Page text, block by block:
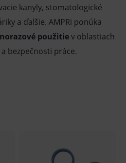
kanyly, stomatologické
a ďalšie. AMPRi ponúka
použitiev oblastiach
bezpečnosti práce.